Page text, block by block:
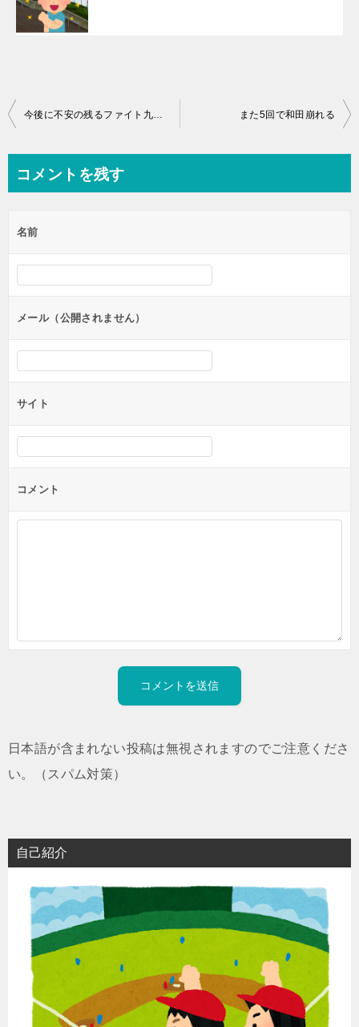
投
ビ
ー
シ
ン
今後に不安の残るファイト九州デー また5回で和田崩れる
コメントを残す
名前
メール（公開されません）
サイト
コメント
日本語が含まれない投稿は無視されますのでご注意くださ
い。（スパム対策）
自己紹介